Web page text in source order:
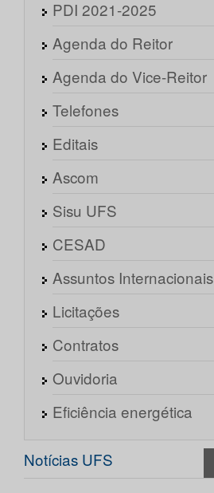
PDI 2021-2025
Agenda do Reitor
Agenda do Vice-Reitor
Telefones
Editais
Ascom
Sisu UFS
CESAD
Assuntos Internacionais
Licitações
Contratos
Ouvidoria
Eficiência energética
Notícias UFS